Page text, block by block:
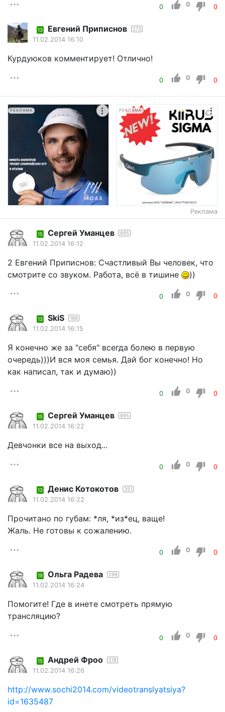
0 0 0
13 Евгений Приписнов 273
11.02.2014 16:10
Курдуюков комментирует! Отлично!
0 0 0
РЕКЛАМА РЕКЛАМА
Реклама
15 Cергей Уманцев 895
11.02.2014 16:12
2 Евгений Приписнов: Счастливый Вы человек, что
смотрите со звуком. Работа, всё в тишине
))
0 0 0
13 SkiS 188
11.02.2014 16:15
Я конечно же за "себя" всегда болею в первую
очередь)))И вся моя семья. Дай бог конечно! Но
как написал, так и думаю))
0 0 0
15 Cергей Уманцев 895
11.02.2014 16:22
Девчонки все на выход...
0 0 0
13 Денис Котокотов 351
11.02.2014 16:22
Прочитано по губам: *ля, *из*ец, ваще!
Жаль. Не готовы к сожалению.
0 0 0
19 Ольга Радева 298
11.02.2014 16:24
Помогите! Где в инете смотреть прямую
трансляцию?
0 0 0
15 Андрей Фроо 218
11.02.2014 16:26
http://www.sochi2014.com/videotranslyatsiya?
id=1635487